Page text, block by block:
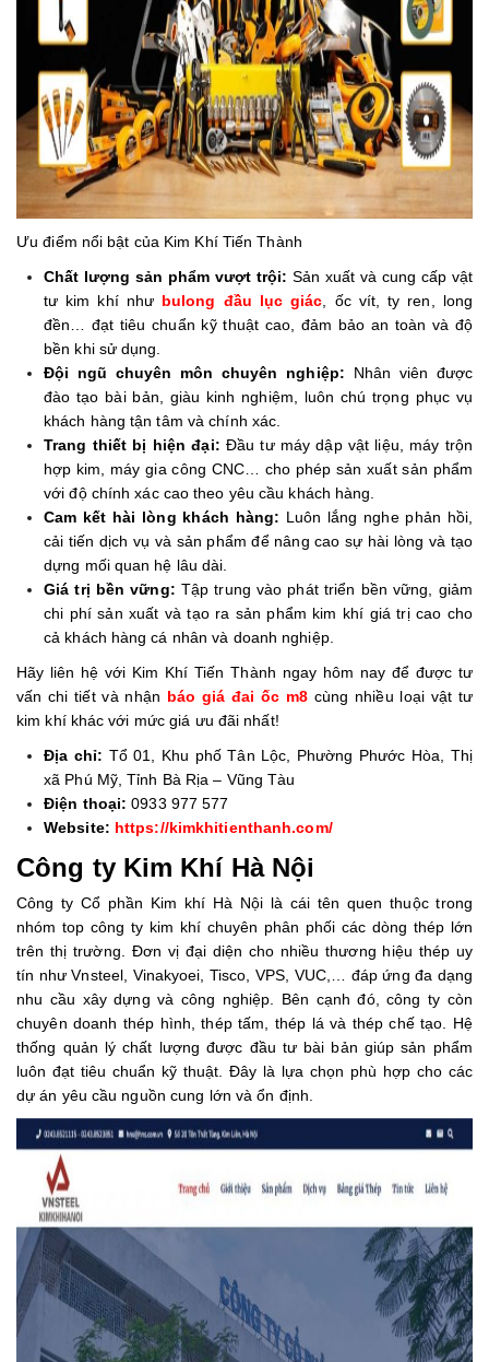
Ưu điểm nổi bật của Kim Khí Tiến Thành
Chất lượng sản phẩm vượt trội: Sản xuất và cung cấp vật
tư kim khí như bulong đầu lục giác , ốc vít, ty ren, long
đền… đạt tiêu chuẩn kỹ thuật cao, đảm bảo an toàn và độ
bền khi sử dụng.
Đội ngũ chuyên môn chuyên nghiệp: Nhân viên được
đào tạo bài bản, giàu kinh nghiệm, luôn chú trọng phục vụ
khách hàng tận tâm và chính xác.
Trang thiết bị hiện đại: Đầu tư máy dập vật liệu, máy trộn
hợp kim, máy gia công CNC… cho phép sản xuất sản phẩm
với độ chính xác cao theo yêu cầu khách hàng.
Cam kết hài lòng khách hàng: Luôn lắng nghe phản hồi,
cải tiến dịch vụ và sản phẩm để nâng cao sự hài lòng và tạo
dựng mối quan hệ lâu dài.
Giá trị bền vững: Tập trung vào phát triển bền vững, giảm
chi phí sản xuất và tạo ra sản phẩm kim khí giá trị cao cho
cả khách hàng cá nhân và doanh nghiệp.
Hãy liên hệ với Kim Khí Tiến Thành ngay hôm nay để được tư
vấn chi tiết và nhận báo giá đai ốc m8 cùng nhiều loại vật tư
kim khí khác với mức giá ưu đãi nhất!
Địa chỉ: Tổ 01, Khu phố Tân Lộc, Phường Phước Hòa, Thị
xã Phú Mỹ, Tỉnh Bà Rịa – Vũng Tàu
Điện thoại: 0933 977 577
Website: https://kimkhitienthanh.com/
Công ty Kim Khí Hà Nội
Công ty Cổ phần Kim khí Hà Nội là cái tên quen thuộc trong
nhóm top công ty kim khí chuyên phân phối các dòng thép lớn
trên thị trường. Đơn vị đại diện cho nhiều thương hiệu thép uy
tín như Vnsteel, Vinakyoei, Tisco, VPS, VUC,… đáp ứng đa dạng
nhu cầu xây dựng và công nghiệp. Bên cạnh đó, công ty còn
chuyên doanh thép hình, thép tấm, thép lá và thép chế tạo. Hệ
thống quản lý chất lượng được đầu tư bài bản giúp sản phẩm
luôn đạt tiêu chuẩn kỹ thuật. Đây là lựa chọn phù hợp cho các
dự án yêu cầu nguồn cung lớn và ổn định.